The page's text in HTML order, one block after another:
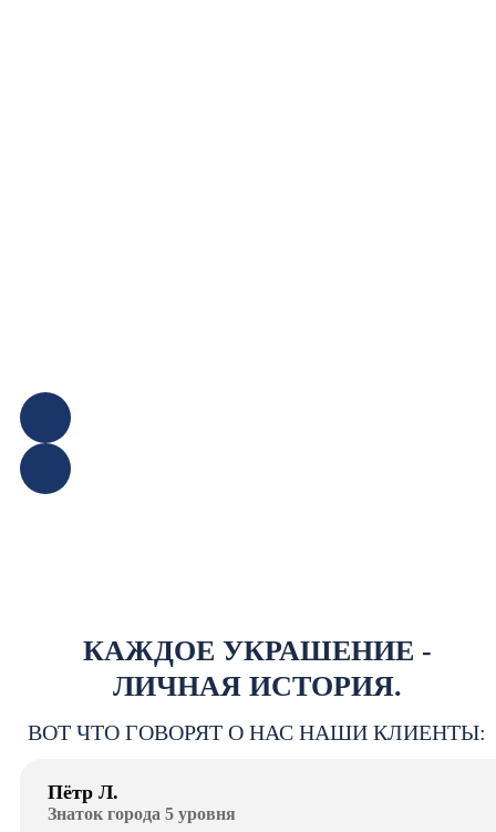
КАЖДОЕ УКРАШЕНИЕ -
ЛИЧНАЯ ИСТОРИЯ.
ВОТ ЧТО ГОВОРЯТ О НАС НАШИ КЛИЕНТЫ:
Пётр Л.
Знаток города 5 уровня